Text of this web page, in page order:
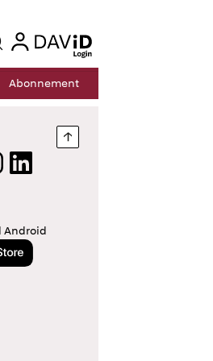
login
Abonnement
Nach oben springen
LinkedIn
Android
Store